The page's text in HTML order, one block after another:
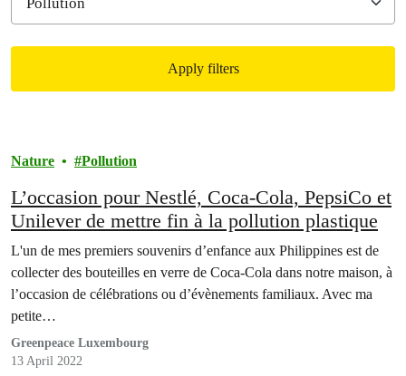
Apply filters
Nature Pollution
L’occasion pour Nestlé, Coca-Cola, PepsiCo et
Unilever de mettre fin à la pollution plastique
L'un de mes premiers souvenirs d’enfance aux Philippines est de
collecter des bouteilles en verre de Coca-Cola dans notre maison, à
l’occasion de célébrations ou d’évènements familiaux. Avec ma
petite…
Greenpeace Luxembourg
13 April 2022